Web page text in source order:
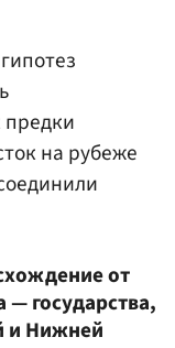
предки
на рубеже
от
— государства,
и Нижней